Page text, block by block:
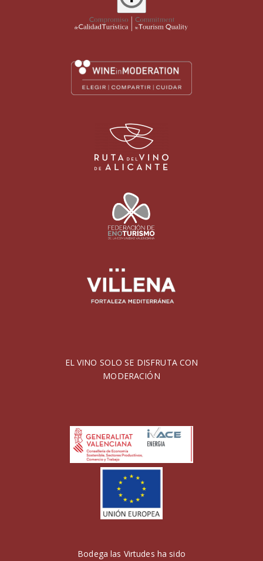
EL VINO SOLO SE DISFRUTA CON
MODERACIÓN
Bodega las Virtudes ha sido